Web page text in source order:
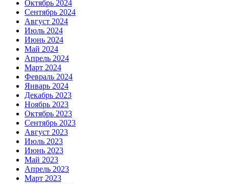
Октябрь 2024
Сентябрь 2024
Август 2024
Июль 2024
Июнь 2024
Май 2024
Апрель 2024
Март 2024
Февраль 2024
Январь 2024
Декабрь 2023
Ноябрь 2023
Октябрь 2023
Сентябрь 2023
Август 2023
Июль 2023
Июнь 2023
Май 2023
Апрель 2023
Март 2023